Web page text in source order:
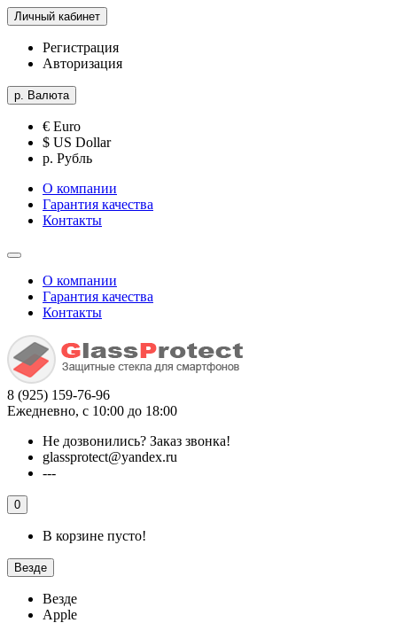
Личный кабинет
Регистрация
Авторизация
р. Валюта
€ Euro
$ US Dollar
р. Рубль
О компании
Гарантия качества
Контакты
О компании
Гарантия качества
Контакты
8 (925) 159-76-96
Ежедневно, с 10:00 до 18:00
Не дозвонились? Заказ звонка!
glassprotect@yandex.ru
---
0
В корзине пусто!
Везде
Везде
Apple